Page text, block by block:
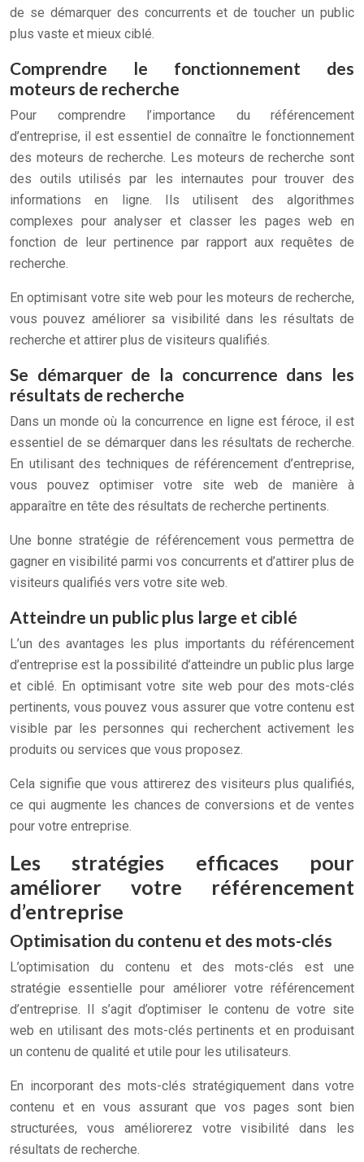
de se démarquer des concurrents et de toucher un public
plus vaste et mieux ciblé.
Comprendre le fonctionnement des
moteurs de recherche
Pour comprendre l’importance du référencement
d’entreprise, il est essentiel de connaître le fonctionnement
des moteurs de recherche. Les moteurs de recherche sont
des outils utilisés par les internautes pour trouver des
informations en ligne. Ils utilisent des algorithmes
complexes pour analyser et classer les pages web en
fonction de leur pertinence par rapport aux requêtes de
recherche.
En optimisant votre site web pour les moteurs de recherche,
vous pouvez améliorer sa visibilité dans les résultats de
recherche et attirer plus de visiteurs qualifiés.
Se démarquer de la concurrence dans les
résultats de recherche
Dans un monde où la concurrence en ligne est féroce, il est
essentiel de se démarquer dans les résultats de recherche.
En utilisant des techniques de référencement d’entreprise,
vous pouvez optimiser votre site web de manière à
apparaître en tête des résultats de recherche pertinents.
Une bonne stratégie de référencement vous permettra de
gagner en visibilité parmi vos concurrents et d’attirer plus de
visiteurs qualifiés vers votre site web.
Atteindre un public plus large et ciblé
L’un des avantages les plus importants du référencement
d’entreprise est la possibilité d’atteindre un public plus large
et ciblé. En optimisant votre site web pour des mots-clés
pertinents, vous pouvez vous assurer que votre contenu est
visible par les personnes qui recherchent activement les
produits ou services que vous proposez.
Cela signifie que vous attirerez des visiteurs plus qualifiés,
ce qui augmente les chances de conversions et de ventes
pour votre entreprise.
Les stratégies efficaces pour
améliorer votre référencement
d’entreprise
Optimisation du contenu et des mots-clés
L’optimisation du contenu et des mots-clés est une
stratégie essentielle pour améliorer votre référencement
d’entreprise. Il s’agit d’optimiser le contenu de votre site
web en utilisant des mots-clés pertinents et en produisant
un contenu de qualité et utile pour les utilisateurs.
En incorporant des mots-clés stratégiquement dans votre
contenu et en vous assurant que vos pages sont bien
structurées, vous améliorerez votre visibilité dans les
résultats de recherche.